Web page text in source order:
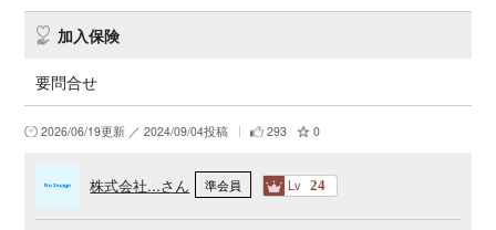
株式会社...さん 準会員 Lv 24
2026/06/19更新 ／ 2024/09/04投稿 293 0
加入保険
要問合せ